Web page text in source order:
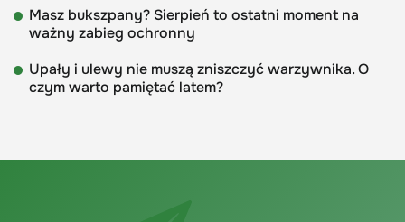
Masz bukszpany? Sierpień to ostatni moment na
ważny zabieg ochronny
Upały i ulewy nie muszą zniszczyć warzywnika. O
czym warto pamiętać latem?